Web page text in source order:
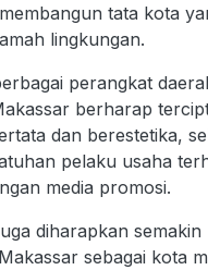
tata kota
lingkungan.
perangkat
berharap
dan berestetika,
pelaku usaha
media promosi.
diharapkan semakin
sebagai kota